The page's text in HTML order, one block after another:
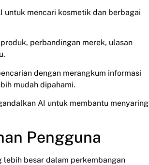
untuk mencari kosmetik dan berbagai
perbandingan merek, ulasan
dengan merangkum informasi
mudah dipahami.
AI untuk membantu menyaring
Pengguna
lebih besar dalam perkembangan